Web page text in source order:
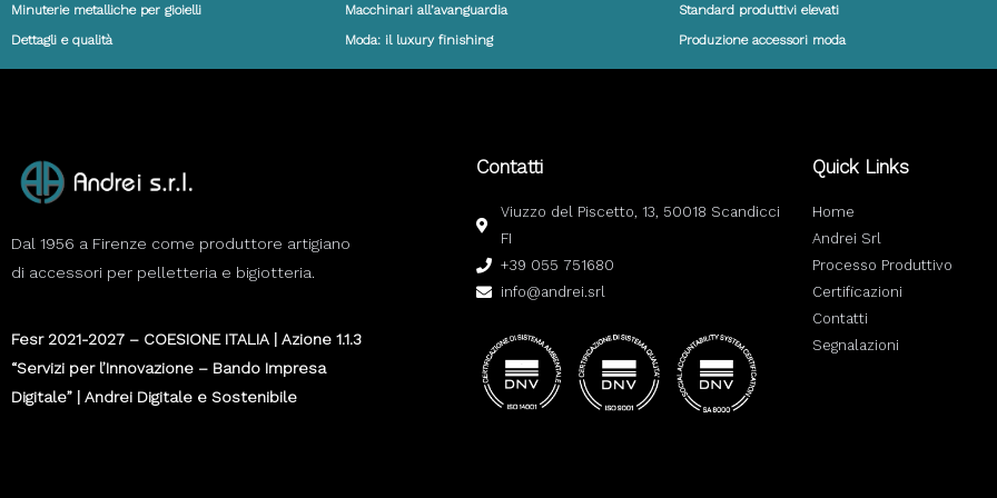
Minuterie metalliche per gioielli
Dettagli e qualità
Macchinari all’avanguardia
Moda: il luxury finishing
Standard produttivi elevati
Produzione accessori moda
Dal 1956 a Firenze come produttore artigiano
di accessori per pelletteria e bigiotteria.
Fesr 2021-2027 – COESIONE ITALIA | Azione 1.1.3
“Servizi per l’Innovazione – Bando Impresa
Digitale” | Andrei Digitale e Sostenibile
Contatti
Viuzzo del Piscetto, 13, 50018 Scandicci
FI
+39 055 751680
info@andrei.srl
Quick Links
Home
Andrei Srl
Processo Produttivo
Certificazioni
Contatti
Segnalazioni